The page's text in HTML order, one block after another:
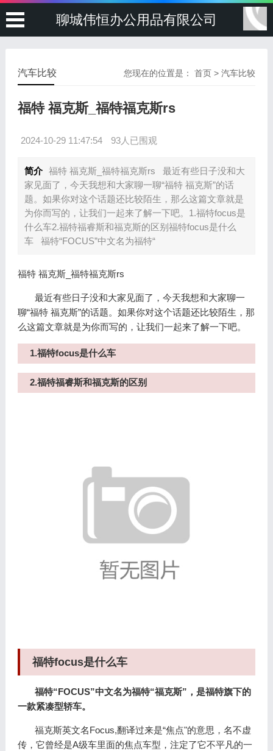
聊城伟恒办公用品有限公司
您现在的位置是：首页 >汽车比较
汽车比较
福特 福克斯_福特福克斯rs
2024-10-29 11:47:54 93人已围观
简介 福特 福克斯_福特福克斯rs 最近有些日子没和大
家见面了，今天我想和大家聊一聊“福特 福克斯”的话
题。如果你对这个话题还比较陌生，那么这篇文章就是
为你而写的，让我们一起来了解一下吧。1.福特focus是
什么车2.福特福睿斯和福克斯的区别福特focus是什么
车 福特“FOCUS”中文名为福特“
福特 福克斯_福特福克斯rs
最近有些日子没和大家见面了，今天我想和大家聊一
聊“福特 福克斯”的话题。如果你对这个话题还比较陌生，那
么这篇文章就是为你而写的，让我们一起来了解一下吧。
1.福特focus是什么车
2.福特福睿斯和福克斯的区别
福特focus是什么车
福特“FOCUS”中文名为福特“福克斯”，是福特旗下的
一款紧凑型轿车。
福克斯英文名Focus,翻译过来是“焦点"的意思，名不虚
传，它曾经是A级车里面的焦点车型，注定了它不平凡的一